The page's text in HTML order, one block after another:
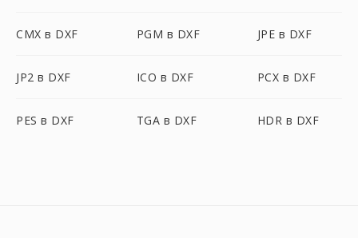
CMX в DXF PGM в DXF JPE в DXF
JP2 в DXF ICO в DXF PCX в DXF
PES в DXF TGA в DXF HDR в DXF